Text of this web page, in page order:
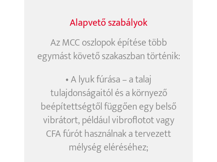
Alapvető szabályok
Az MCC oszlopok építése több
egymást követő szakaszban történik:
• A lyuk fúrása – a talaj
tulajdonságaitól és a környező
beépítettségtől függően egy belső
vibrátort, például vibroflotot vagy
CFA fúrót használnak a tervezett
mélység eléréséhez;